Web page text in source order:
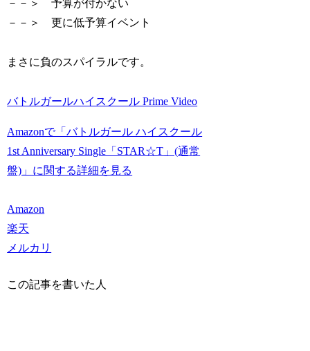
－－＞ 予算が付かない
－－＞ 更に低予算イベント
まさに負のスパイラルです。
バトルガールハイスクール Prime Video
Amazonで「バトルガール ハイスクール
1st Anniversary Single「STAR☆T」(通常
盤)」に関する詳細を見る
Amazon
楽天
メルカリ
この記事を書いた人